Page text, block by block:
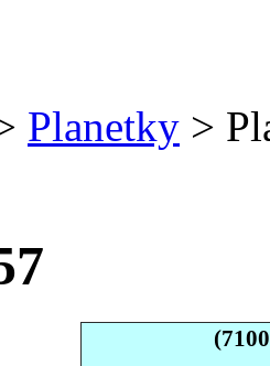
Planetky >